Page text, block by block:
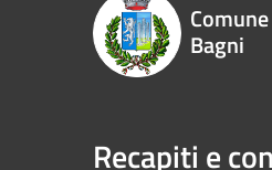
Bagni
Recapiti e